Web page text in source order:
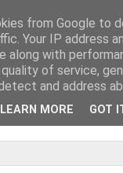
de Calañas
from Google to
Your IP address
along with
of service,
and address
LEARN MORE GOT